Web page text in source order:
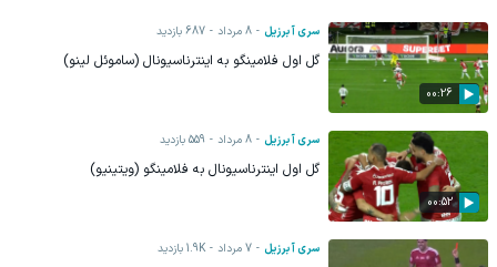
00:26
سری آ برزیل 8 مرداد 687بازدید
گل اول فلامینگو به اینترناسیونال (ساموئل لینو)
00:52
سری آ برزیل 8 مرداد 559بازدید
گل اول اینترناسیونال به فلامینگو (ویتینیو)
سری آ برزیل 7 مرداد 1.9Kبازدید